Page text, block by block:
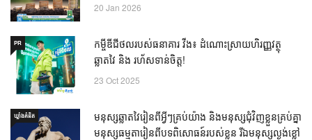
20 Jan 2026
PR
កម្ចីឌីជីថលរបស់ធនាគារ វីង៖ ដំណោះស្រាយហិរញ្ញវត្ថុ
ឆ្លាតវៃ និង រហ័សទាន់ចិត្ត!
23 Oct 2025
ឃ្លាំង​គំនិត
មនុស្សឆ្លាតវៃរៀនពីអ្វីៗគ្រប់យ៉ាង និងមនុស្សជុំវិញខ្លួនគ្រប់គ្នា
មនុស្សធម្មតារៀនពីបទពិសោធន៍របស់ខ្លួន រីឯមនុស្សល្ងង់ខ្លៅ